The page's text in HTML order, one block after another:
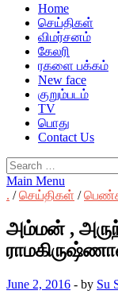
Home
செய்திகள்
விமர்சனம்
கேலரி
ரகளை பக்கம்
New face
குறும்படம்
TV
பொது
Contact Us
Search
for:
Main Menu
. /செய்திகள் /
அம்மன் ,
June 2, 2016 - by Su